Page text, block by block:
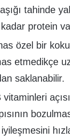
tahinde
protein
özel bir
etmedikçe
saklanabilir.